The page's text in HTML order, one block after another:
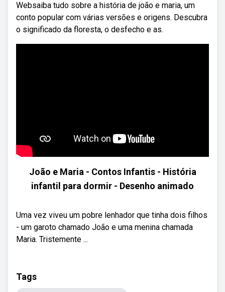
Websaiba tudo sobre a história de joão e maria, um
conto popular com várias versões e origens. Descubra
o significado da floresta, o desfecho e as.
João e Maria - Contos Infantis - História
infantil para dormir - Desenho animado
Uma vez viveu um pobre lenhador que tinha dois filhos
- um garoto chamado João e uma menina chamada
Maria. Tristemente ...
Tags